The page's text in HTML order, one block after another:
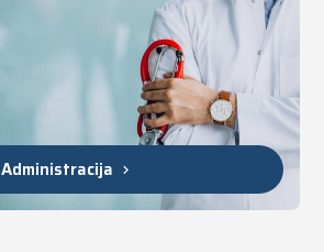
Administracija